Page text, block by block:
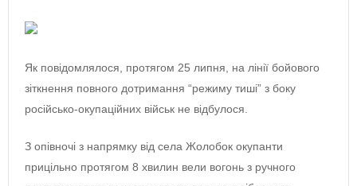
Як повідомлялося, протягом 25 липня, на лінії бойового
зіткнення повного дотримання “режиму тиші” з боку
російсько-окупаційних військ не відбулося.
З опівночі з напрямку від села Жолобок окупанти
прицільно протягом 8 хвилин вели вогонь з ручного